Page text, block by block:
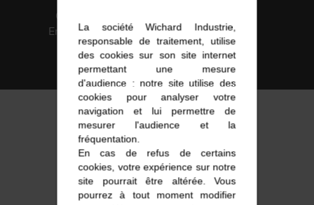
Certification
Environnement
ISO 14001
intégrées
La société Wichard Industrie,
responsable de traitement, utilise
des cookies sur son site internet
permettant une mesure
d'audience : notre site utilise des
cookies pour analyser votre
navigation et lui permettre de
mesurer l'audience et la
fréquentation.
En cas de refus de certains
cookies, votre expérience sur notre
site pourrait être altérée. Vous
pourrez à tout moment modifier